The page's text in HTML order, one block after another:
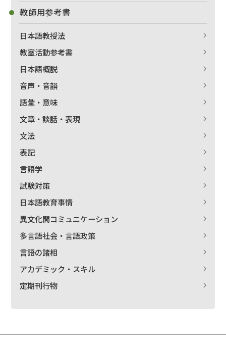
教師用参考書
日本語教授法
教室活動参考書
日本語概説
音声・音韻
語彙・意味
文章・談話・表現
文法
表記
言語学
試験対策
日本語教育事情
異文化間コミュニケーション
多言語社会・言語政策
言語の諸相
アカデミック・スキル
定期刊行物